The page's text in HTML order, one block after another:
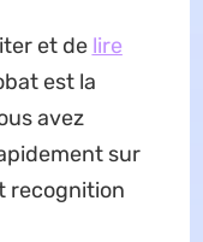
et de lire
est la
avez
sur
recognition